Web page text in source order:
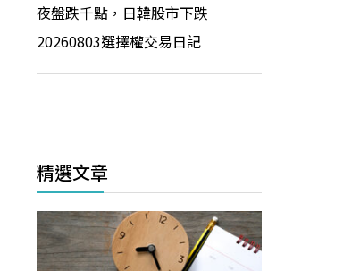
夜盤跌千點，日韓股市下跌
20260803選擇權交易日記
精選文章